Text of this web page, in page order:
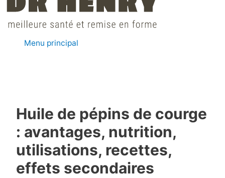
Menu principal
Huile de pépins de courge
: avantages, nutrition,
utilisations, recettes,
effets secondaires